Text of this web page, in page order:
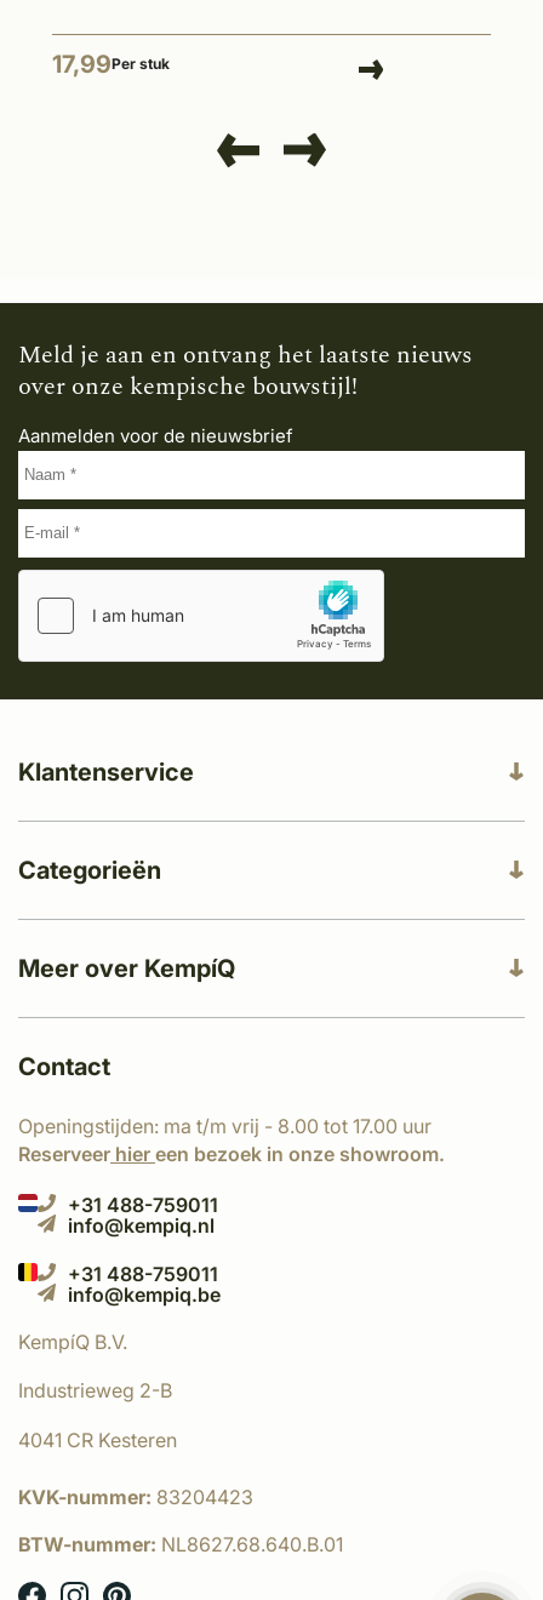
17,99Per stuk
Meld je aan en ontvang het laatste nieuws
over onze kempische bouwstijl!
Aanmelden voor de nieuwsbrief
Meer over KempíQ
Klantenservice
Categorieën
Contact
Openingstijden: ma t/m vrij - 8.00 tot 17.00 uur
Reserveer hier een bezoek in onze showroom.
+31 488-759011
info@kempiq.nl
+31 488-759011
info@kempiq.be
KempíQ B.V.
Industrieweg 2-B
4041 CR Kesteren
KVK-nummer: 83204423
BTW-nummer: NL8627.68.640.B.01